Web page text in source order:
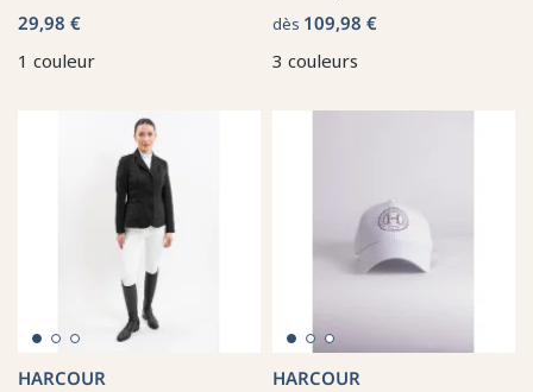
29,98 €
1 couleur
dès 109,98 €
3 couleurs
HARCOUR HARCOUR